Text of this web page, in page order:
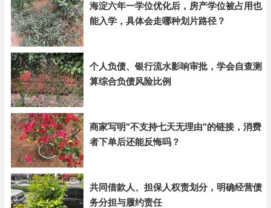
海淀六年一学位优化后，房产学位被占用也
能入学，具体会走哪种划片路径？
个人负债、银行流水影响审批，学会自查测
算综合负债风险比例
商家写明"不支持七天无理由"的链接，消费
者下单后还能反悔吗？
共同借款人、担保人权责划分，明确经营债
务分担与履约责任